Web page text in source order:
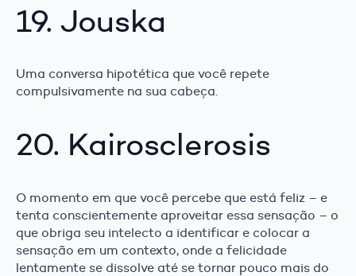
19. Jouska
Uma conversa hipotética que você repete
compulsivamente na sua cabeça.
20. Kairosclerosis
O momento em que você percebe que está feliz – e
tenta conscientemente aproveitar essa sensação – o
que obriga seu intelecto a identificar e colocar a
sensação em um contexto, onde a felicidade
lentamente se dissolve até se tornar pouco mais do